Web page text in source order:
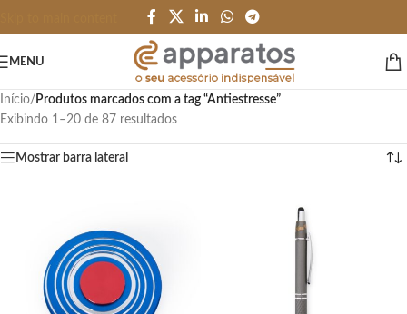
MENU
Início/ Produtos marcados com a tag “Antiestresse”
Exibindo 1–20 de 87 resultados
Mostrar barra lateral